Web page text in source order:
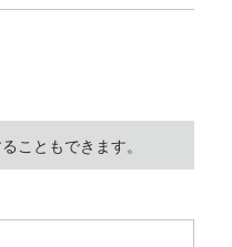
こともできます。